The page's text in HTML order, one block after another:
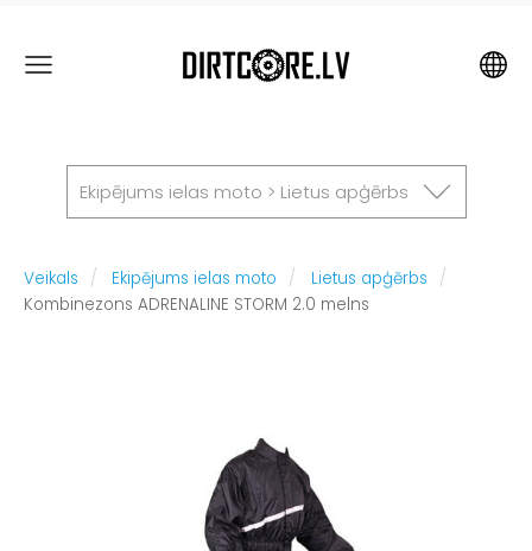
Ekipējums ielas moto > Lietus apģērbs
Veikals Ekipējums ielas moto
Lietus apģērbs
Kombinezons ADRENALINE STORM 2.0 melns